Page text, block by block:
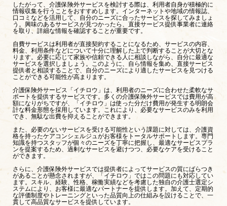
したがって、介護保険外サービスを検討する際は、利用者自身が積極的に
情報収集を行うことをおすすめします。インターネットや地域の情報誌、
口コミなどを活用して、自分のニーズに合ったサービスを探してみましょ
う。興味のあるサービスが見つかったら、直接サービス提供事業者に連絡
を取り、詳細な情報を確認することが重要です。
自費サービスは利用者が直接契約することになるため、サービスの内容、
料金、利用条件などについて十分に理解した上で判断することが大切とな
ります。必要に応じて家族や信頼できる人に相談しながら、自分に最適な
サービスを選択しましょう。このように、自ら情報を集め、直接サービス
提供者と相談することで、自分のニーズにより適したサービスを見つける
ことができる可能性が高まります。
介護保険外サービス「イチロウ」は、利用者のニーズに合わせた柔軟なサ
ポートを提供するサービスです。多くの介護保険外サービスでは費用が高
額になりがちですが、「イチロウ」は使った分だけ費用が発生する明朗会
計な料金形態を採用しています。これにより、必要なサービスのみを利用
でき、無駄な出費を抑えることができます。
また、必要のないサービスを受ける可能性という課題に対しては、介護資
格を持ったケアコンシェルジュがお客様をトータルサポートします。専門
知識を持つスタッフが個々のニーズを丁寧に把握し、最適なサービスプラ
ンを提案するため、過剰なサービスを避けつつ、必要なケアを受けること
ができます。
さらに、介護保険外サービスでは提供者によってサービスの質にばらつき
があることが懸念されますが、「イチロウ」ではこの問題にも対応してい
ます。スキル、経験、性格、稼働実績などを考慮した独自の介護士選定シ
ステムにより、お客様に最適なパートナーを提供します。加えて、定期的
な評価制度やトレーニングといった品質向上の仕組みを設けることで、一
貫して高品質なサービスを提供しています。